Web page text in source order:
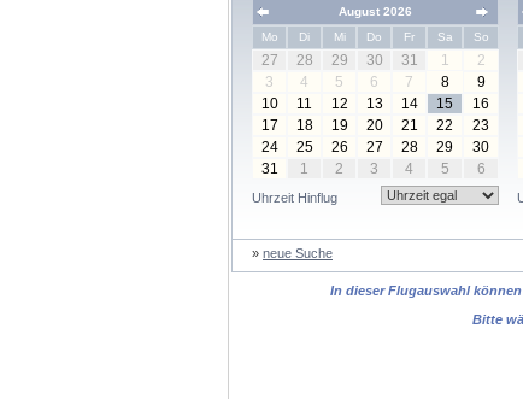
August 2026
Mo
Di Mi Do Fr Sa So
27 28 29 30 31 1
2
3
4 5 6 7 8
9
10
11 12 13 14 15
16
17
18 19 20 21 22
23
24
25 26 27 28 29
30
31
1 2 3 4 5 6
Uhrzeit Hinflug
» neue Suche
In dieser Flugauswahl
Bitte